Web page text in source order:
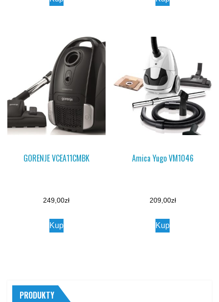
GORENJE VCEA11CMBK
249,00zł
Kup
Amica Yugo VM1046
209,00zł
Kup
PRODUKTY